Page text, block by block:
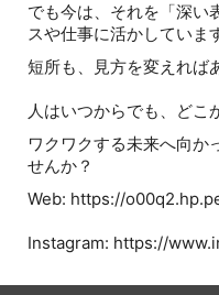
でも今は、それを「深い
スや仕事に活かしていま
短所も、見方を変えれば
人はいつからでも、どこ
ワクワクする未来へ向か
せんか？
Web: https://
Instagram: https://